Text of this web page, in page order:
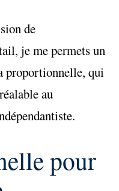
de
je me permets un
proportionnelle, qui
au
pour